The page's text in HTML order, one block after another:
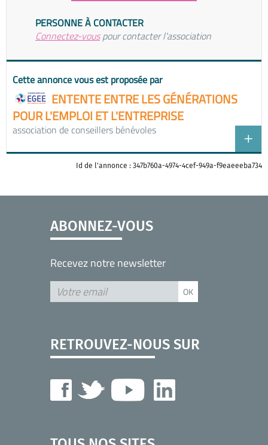
PERSONNE À CONTACTER
Connectez-vouspour contacter l'association
Cette annonce vous est proposée par
ENTENTE ENTRE LES GÉNÉRATIONS
POUR L'EMPLOI ET L'ENTREPRISE
association de conseillers bénévoles
Id de l'annonce : 347b760a-4974-4cef-949a-f9eaeeeba734
ABONNEZ-VOUS
Recevez notre newsletter
RETROUVEZ-NOUS SUR